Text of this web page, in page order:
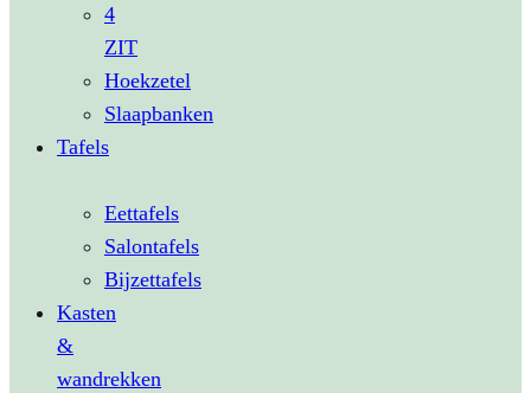
4
ZIT
Hoekzetel
Slaapbanken
Tafels
Eettafels
Salontafels
Bijzettafels
Kasten
&
wandrekken